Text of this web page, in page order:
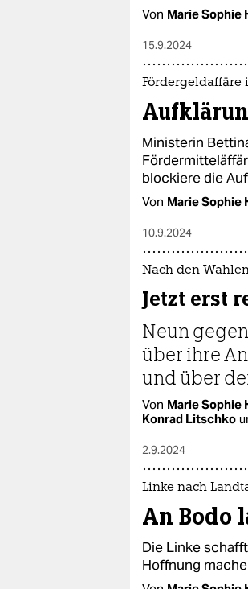
Von Marie Sophie
15.9.2024
Fördergeldaffäre
Ministerin
blockiere die
Von Marie Sophie
10.9.2024
Nach den
Jetzt erst
Neun
über ihre
und über
Von Marie Sophie
Konrad Litschko
2.9.2024
Linke nach
An Bodo
Die Linke
Hoffnung